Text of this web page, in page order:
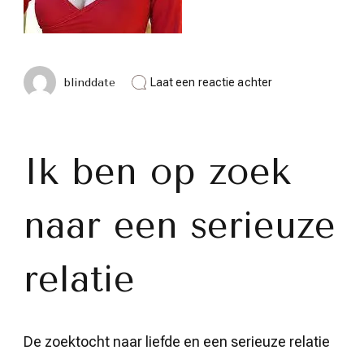
blinddate Laat een reactie achterop
Relatie:
Mijn
Liefde
Ik ben op zoek
naar een serieuze
relatie
De zoektocht naar liefde en een serieuze relatie